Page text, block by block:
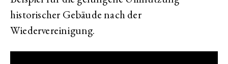
historischer Gebäude nach der
Wiedervereinigung.